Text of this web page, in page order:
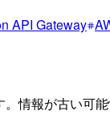
API Gateway
情報が古い可